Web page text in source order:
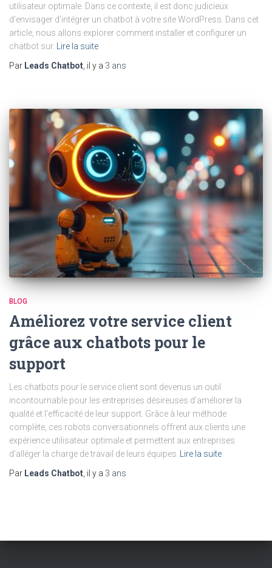
utilisateur optimale. Dans ce contexte, il est donc judicieux
d’envisager d’intégrer un chatbot à votre site WordPress. Dans cet
article, nous allons explorer comment installer et configurer un
chatbot sur
Lire la suite
Par Leads Chatbot , il y a 3 ans
BLOG
Améliorez votre service client
grâce aux chatbots pour le
support
Les chatbots pour le service client sont devenus un outil
incontournable pour les entreprises désireuses d’améliorer la
qualité et l’efficacité de leur support. Grâce à leur méthode
complète, ces robots conversationnels offrent aux clients une
expérience utilisateur optimale et permettent aux entreprises
d’alléger la charge de travail de leurs équipes Lire la suite
Par Leads Chatbot, il y a 3 ans